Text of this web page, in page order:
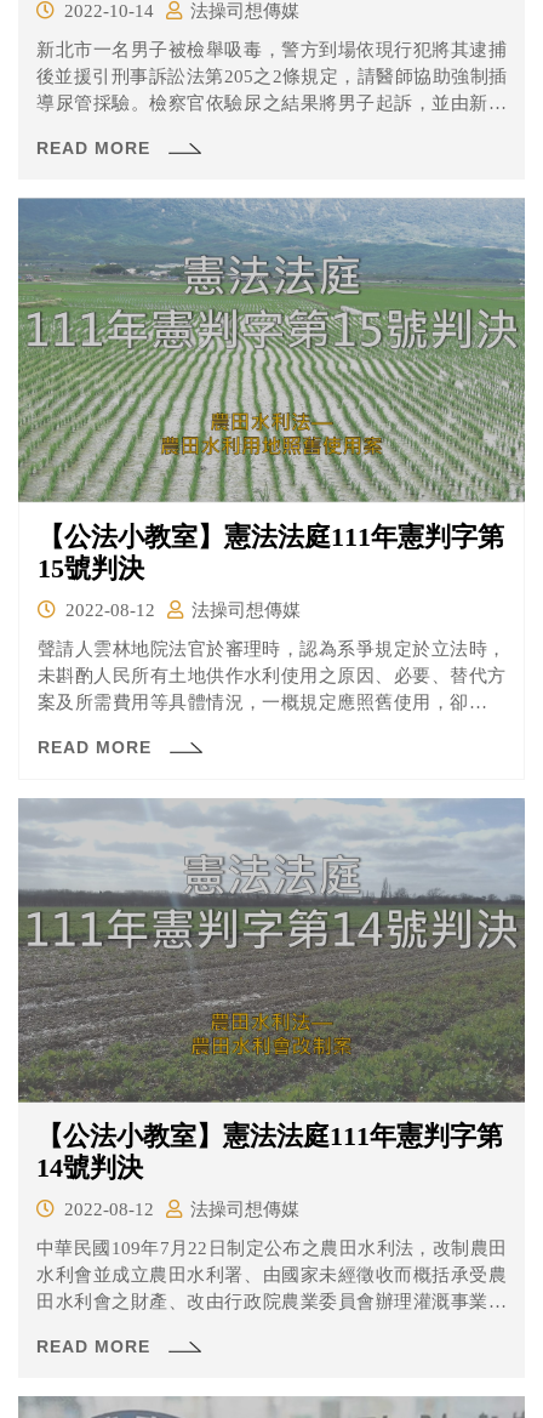
2022-10-14
法操司想傳媒
新北市一名男子被檢舉吸毒，警方到場依現行犯將其逮捕
後並援引刑事訴訟法第205之2條規定，請醫師協助強制插
導尿管採驗。檢察官依驗尿之結果將男子起訴，並由新北
警方在未取得檢察官或法官許可下即進行強制導尿，有違
READ MORE
【公法小教室】憲法法庭111年憲判字第
15號判決
2022-08-12
法操司想傳媒
聲請人雲林地院法官於審理時，認為系爭規定於立法時，
未斟酌人民所有土地供作水利使用之原因、必要、替代方
案及所需費用等具體情況，一概規定應照舊使用，卻未給
虞，因此裁定停止審判，聲請解釋憲法。
READ MORE
【公法小教室】憲法法庭111年憲判字第
14號判決
2022-08-12
法操司想傳媒
中華民國109年7月22日制定公布之農田水利法，改制農田
水利會並成立農田水利署、由國家未經徵收而概括承受農
田水利會之財產、改由行政院農業委員會辦理灌溉事業，
請人認為違反法律保留原則、權力分立原則、法律不溯及
憲法保障之結社權及財產權等，聲請解釋憲法。
READ MORE